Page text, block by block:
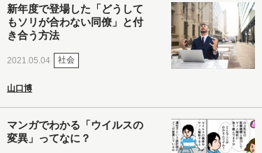
新年度で登場した「どうして
もソリが合わない同僚」と付
き合う方法
2021.05.04 社会
山口博
マンガでわかる「ウイルスの
変異」ってなに？